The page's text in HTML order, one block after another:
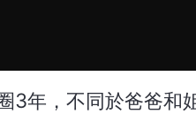
年，不同於爸爸和